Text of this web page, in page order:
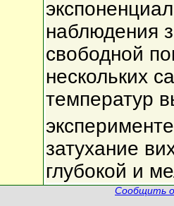
наблюдения
свободной
нескольких
температур
затухание
глубокой и
Сообщить о